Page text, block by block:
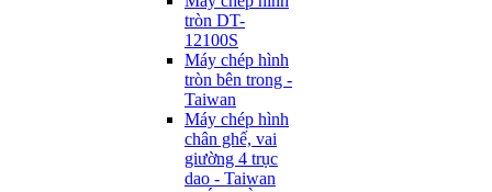
tròn DT-
12100S
Máy chép hình
tròn bên trong -
Taiwan
Máy chép hình
chân ghế, vai
giường 4 trục
dao - Taiwan